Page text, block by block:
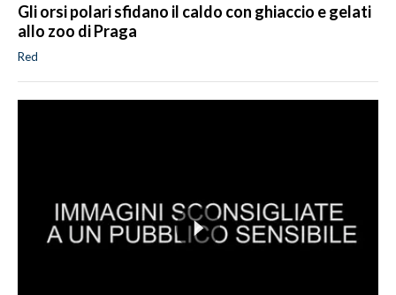
Gli orsi polari sfidano il caldo con ghiaccio e gelati
allo zoo di Praga
Red